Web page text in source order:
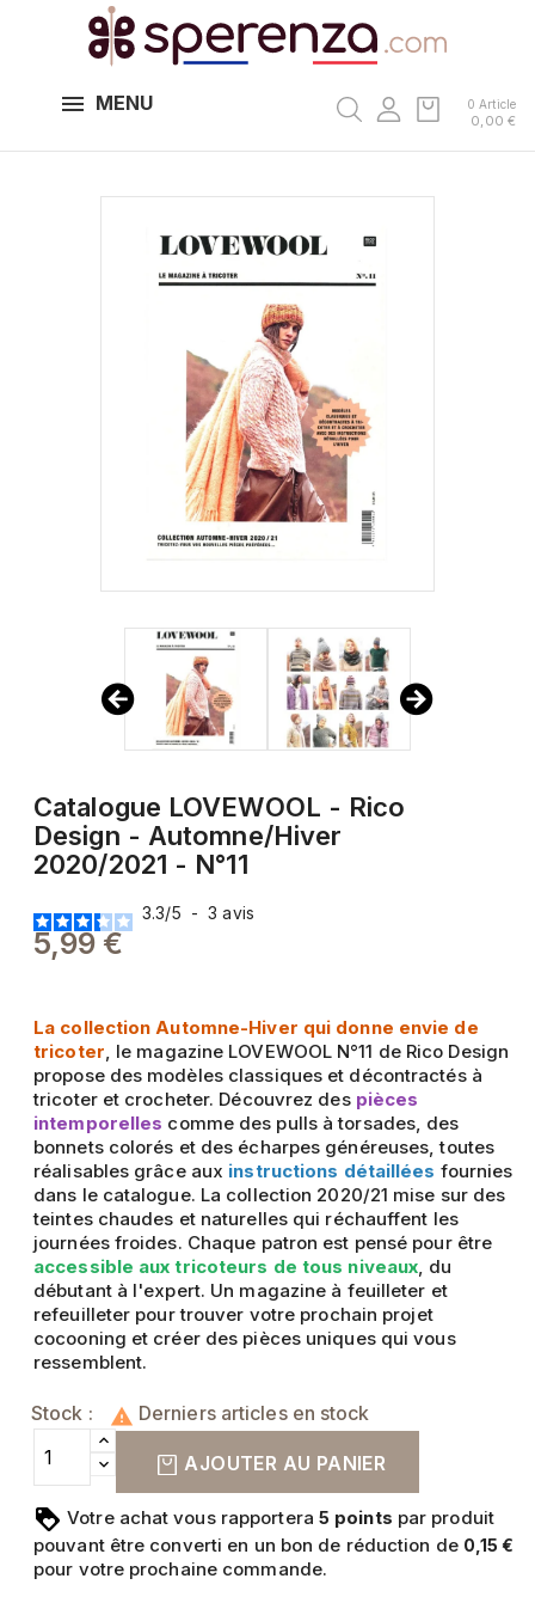
MENU 0 Article
0,00 €
Catalogue LOVEWOOL - Rico
Design - Automne/Hiver
2020/2021 - N°11
3.3/5 - 3avis
5,99 €
La collection Automne-Hiver qui donne envie de
tricoter , le magazine LOVEWOOL N°11 de Rico Design
propose des modèles classiques et décontractés à
tricoter et crocheter. Découvrez des pièces
intemporelles comme des pulls à torsades, des
bonnets colorés et des écharpes généreuses, toutes
réalisables grâce aux instructions détaillées fournies
dans le catalogue. La collection 2020/21 mise sur des
teintes chaudes et naturelles qui réchauffent les
journées froides. Chaque patron est pensé pour être
accessible aux tricoteurs de tous niveaux , du
débutant à l'expert. Un magazine à feuilleter et
refeuilleter pour trouver votre prochain projet
cocooning et créer des pièces uniques qui vous
ressemblent.
Stock :  Derniers articles en stock
AJOUTER AU PANIER
Votre achat vous rapportera 5 points par produit
pouvant être converti en un bon de réduction de 0,15 €
pour votre prochaine commande.